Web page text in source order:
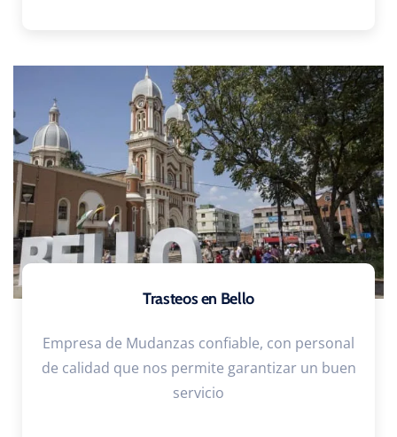
Trasteos en Bello
Empresa de Mudanzas confiable, con personal
de calidad que nos permite garantizar un buen
servicio